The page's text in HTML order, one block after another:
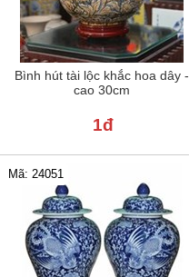
Bình hút tài lộc khắc hoa dây -
cao 30cm
1đ
Mã: 24051